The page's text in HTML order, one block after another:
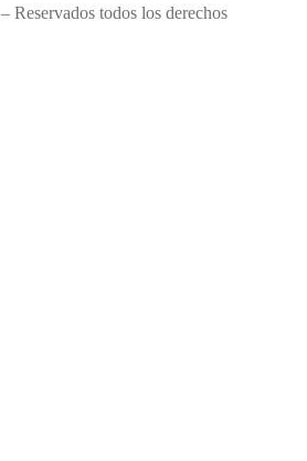
– Reservados todos los derechos